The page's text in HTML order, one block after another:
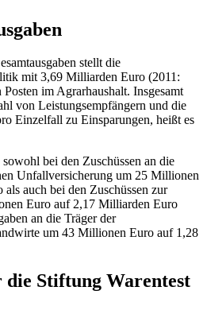
stellt die
mit 3,69 Milliarden Euro (2011:
im Agrarhaushalt. Insgesamt
von Leistungsempfängern und die
Einzelfall zu Einsparungen, heißt es
bei den Zuschüssen an die
Unfallversicherung um 25 Millionen
auch bei den Zuschüssen zur
Euro auf 2,17 Milliarden Euro
an die Träger der
um 43 Millionen Euro auf 1,28
Stiftung Warentest